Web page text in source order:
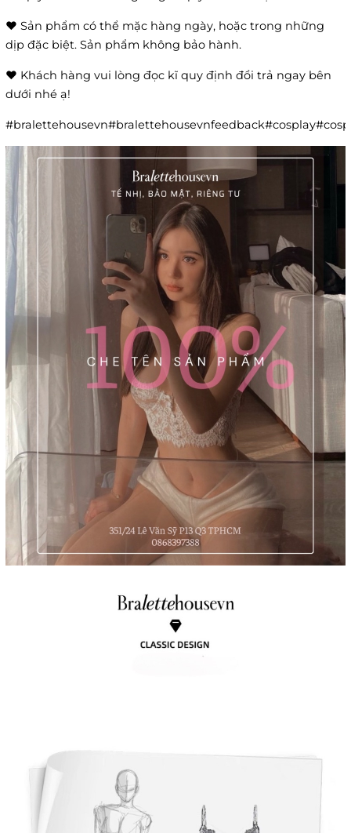
❤️ Sản phẩm có thể mặc hàng ngày, hoặc trong những
dịp đặc biệt. Sản phẩm không bảo hành.
❤️ Khách hàng vui lòng đọc kĩ quy định đổi trả ngay bên
dưới nhé ạ!